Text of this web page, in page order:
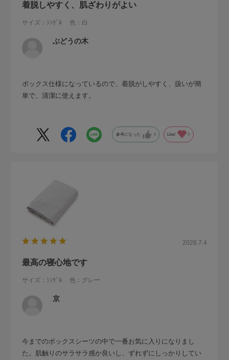
着脱しやすく、肌ざわりがよい
サイズ：ｼﾝｸﾞﾙ 色：白
ぶどうの木
ボックス仕様になっているので、着脱がしやすく、扱いが簡
単で、清潔に使えます。
参考になった 0 Like! 0
2026.7.4
最高の寝心地です
サイズ：ｼﾝｸﾞﾙ 色：グレー
京
今までのボックスシーツの中で一番お気に入りになりまし
た。肌触りのサラサラ感か良いし、ずれずにしっかりしてい